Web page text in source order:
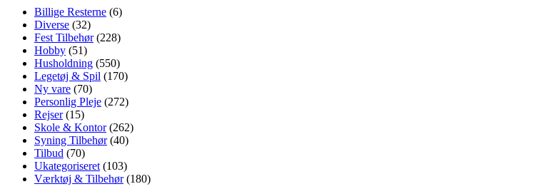
Billige Resterne (6)
Diverse (32)
Fest Tilbehør (228)
Hobby (51)
Husholdning (550)
Legetøj & Spil (170)
Ny vare (70)
Personlig Pleje (272)
Rejser (15)
Skole & Kontor (262)
Syning Tilbehør (40)
Tilbud (70)
Ukategoriseret (103)
Værktøj & Tilbehør (180)